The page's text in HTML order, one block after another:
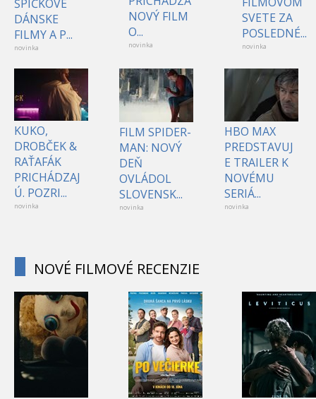
ŠPIČKOVÉ
DÁNSKE
FILMY A P...
novinka
NOVÝ FILM
O...
novinka
SVETE ZA
POSLEDNÉ...
novinka
KUKO,
DROBČEK &
RAŤAFÁK
PRICHÁDZAJ
Ú. POZRI...
novinka
FILM SPIDER-
MAN: NOVÝ
DEŇ
OVLÁDOL
SLOVENSK...
novinka
HBO MAX
PREDSTAVUJ
E TRAILER K
NOVÉMU
SERIÁ...
novinka
NOVÉ FILMOVÉ RECENZIE